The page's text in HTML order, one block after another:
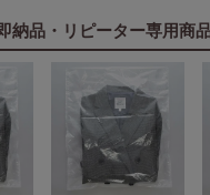
納品・リピーター専用商